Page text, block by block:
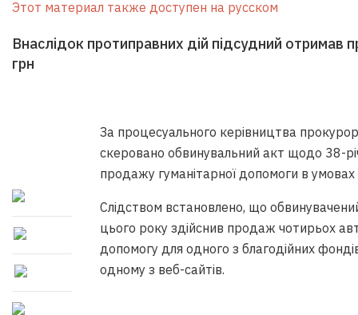
Этот материал также доступен на русском
Внаслідок протиправних дій підсудний отримав
грн
За процесуального керівництва
скеровано обвинувальний акт щодо 38-
продажу гуманітарної допомоги в
Слідством встановлено, що
цього року здійснив продаж чотирьох
допомогу для одного з благодійних
одному з веб-сайтів.